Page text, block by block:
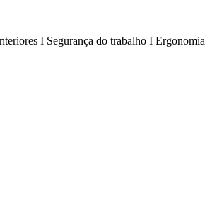
I Segurança do trabalho I Ergonomia